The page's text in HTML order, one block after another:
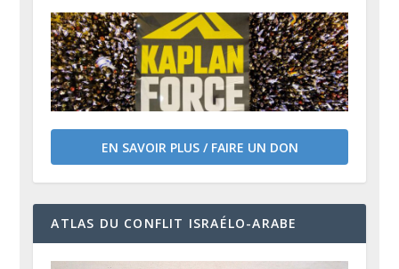
EN SAVOIR PLUS / FAIRE UN DON
ATLAS DU CONFLIT ISRAÉLO-ARABE